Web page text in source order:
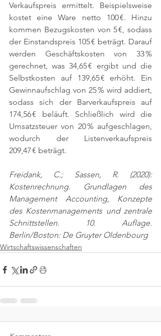
Verkaufspreis ermittelt. Beispielsweise
kostet eine Ware netto 100 €. Hinzu
kommen Bezugskosten von 5 €, sodass
der Einstandspreis 105 € beträgt. Darauf
werden Geschäftskosten von 33 %
gerechnet, was 34,65 € ergibt und die
Selbstkosten auf 139,65 € erhöht. Ein
Gewinnaufschlag von 25 % wird addiert,
sodass sich der Barverkaufspreis auf
174,56 € beläuft. Schließlich wird die
Umsatzsteuer von 20 % aufgeschlagen,
wodurch der Listenverkaufspreis
209,47 € beträgt.
Freidank, C.; Sassen, R. (2020):
Kostenrechnung. Grundlagen des
Management Accounting, Konzepte
des Kostenmanagements und zentrale
Schnittstellen. 10. Auflage.
Berlin/Boston: De Gruyter Oldenbourg
Wirtschaftswissenschaften